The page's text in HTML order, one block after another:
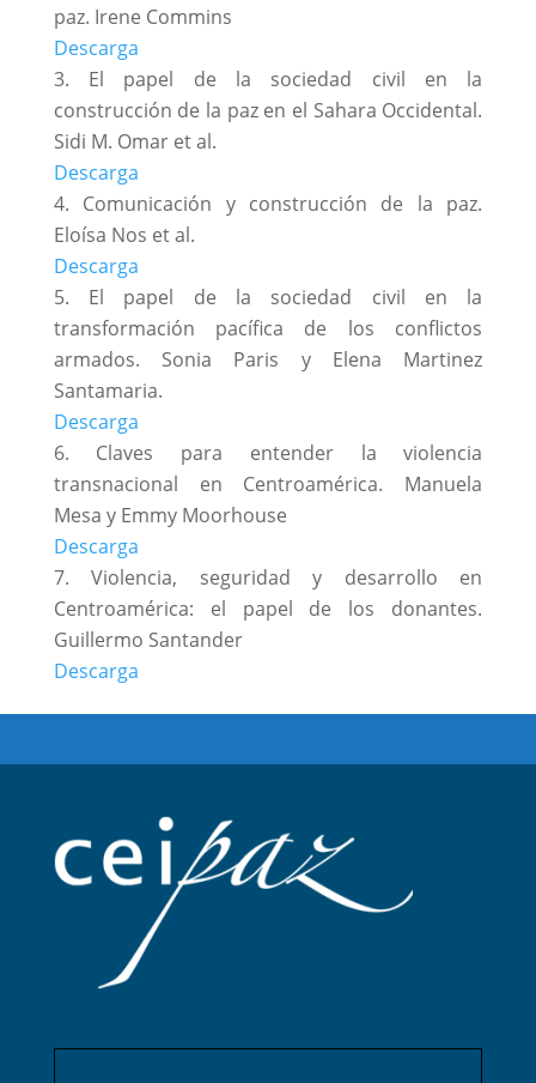
paz. Irene Commins
Descarga
El papel de la sociedad civil en la
construcción de la paz en el Sahara Occidental.
Sidi M. Omar et al.
Descarga
Comunicación y construcción de la paz.
Eloísa Nos et al.
Descarga
El papel de la sociedad civil en la
transformación pacífica de los conflictos
armados. Sonia Paris y Elena Martinez
Santamaria.
Descarga
Claves para entender la violencia
transnacional en Centroamérica. Manuela
Mesa y Emmy Moorhouse
Descarga
Violencia, seguridad y desarrollo en
Centroamérica: el papel de los donantes.
Guillermo Santander
Descarga